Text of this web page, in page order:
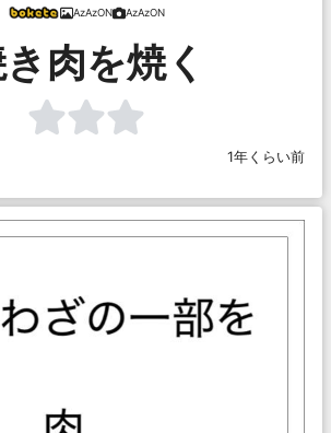
AzAzON AzAzON
肉を焼く
1年くらい前